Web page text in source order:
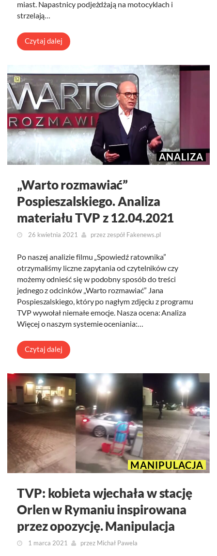
miast. Napastnicy podjeżdżają na motocyklach i
strzelają…
Czytaj dalej
ANALIZA
„Warto rozmawiać”
Pospieszalskiego. Analiza
materiału TVP z 12.04.2021
26 kwietnia 2021 przezzespół Fakenews.pl
Po naszej analizie filmu „Spowiedź ratownika”
otrzymaliśmy liczne zapytania od czytelników czy
możemy odnieść się w podobny sposób do treści
jednego z odcinków „Warto rozmawiać” Jana
Pospieszalskiego, który po nagłym zdjęciu z programu
TVP wywołał niemałe emocje. Nasza ocena: Analiza
Więcej o naszym systemie oceniania:…
Czytaj dalej
MANIPULACJA
TVP: kobieta wjechała w stację
Orlen w Rymaniu inspirowana
przez opozycję. Manipulacja
1 marca 2021 przez Michał Pawela